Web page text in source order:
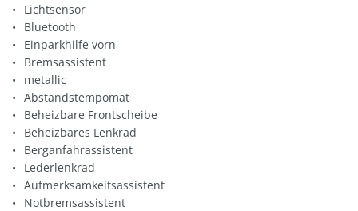
Lichtsensor
Bluetooth
Einparkhilfe vorn
Bremsassistent
metallic
Abstandstempomat
Beheizbare Frontscheibe
Beheizbares Lenkrad
Berganfahrassistent
Lederlenkrad
Aufmerksamkeitsassistent
Notbremsassistent